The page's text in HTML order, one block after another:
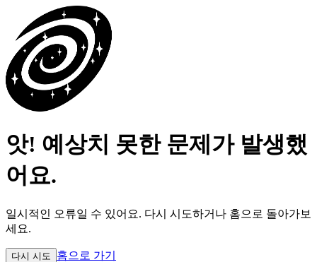
앗! 예상치 못한 문제가 발생했
어요.
일시적인 오류일 수 있어요. 다시 시도하거나 홈으로 돌아가보
세요.
다시 시도 홈으로 가기